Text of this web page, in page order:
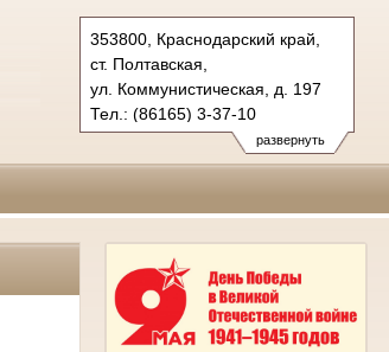
развернуть
353800, Краснодарский край,
ст. Полтавская,
ул. Коммунистическая, д. 197
Тел.: (86165) 3-37-10
krasnoarmeisk.krd@sudrf.ru